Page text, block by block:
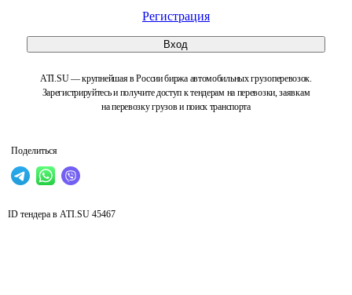
Регистрация
Вход
ATI.SU — крупнейшая в России биржа автомобильных грузоперевозок.
Зарегистрируйтесь и получите доступ к тендерам на перевозки, заявкам
на перевозку грузов и поиск транспорта
Поделиться
ID тендера в ATI.SU 45467